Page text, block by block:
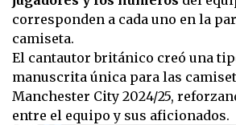
corresponden a cada uno en la
camiseta.
El cantautor británico creó una
manuscrita única para las
Manchester City 2024/25,
entre el equipo y sus aficionados.